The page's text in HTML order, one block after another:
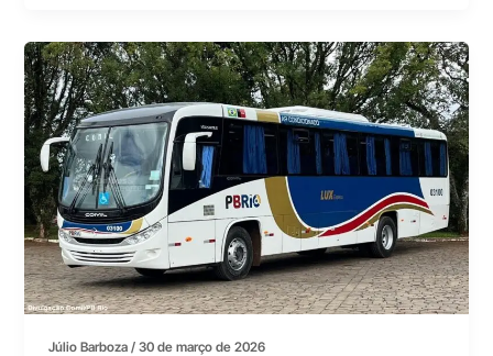
Júlio Barboza/30 de março de 2026